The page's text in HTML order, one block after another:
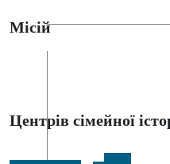
Місій
Центрів сімейної